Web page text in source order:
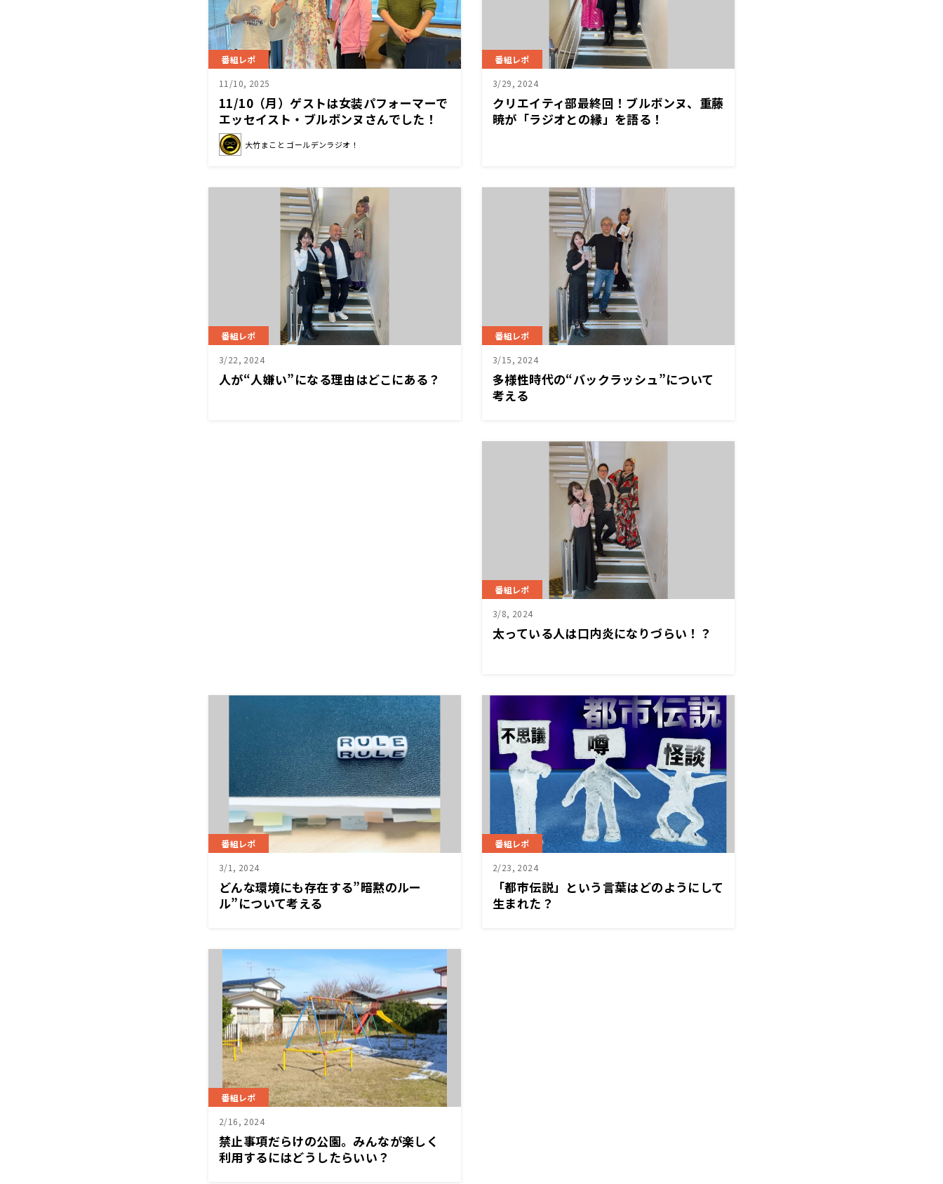
番組レポ
11/10, 2025
11/10（月）ゲストは女装パフォーマーで
エッセイスト・ブルボンヌさんでした！
大竹まこと ゴールデンラジオ！
番組レポ
3/29, 2024
クリエイティ部最終回！ブルボンヌ、重藤
暁が「ラジオとの縁」を語る！
番組レポ
3/22, 2024
人が“人嫌い”になる理由はどこにある？
番組レポ
3/15, 2024
多様性時代の“バックラッシュ”について
考える
番組レポ
3/8, 2024
太っている人は口内炎になりづらい！？
番組レポ
3/1, 2024
どんな環境にも存在する”暗黙のルー
ル”について考える
番組レポ
2/23, 2024
「都市伝説」という言葉はどのようにして
生まれた？
番組レポ
2/16, 2024
禁止事項だらけの公園。みんなが楽しく
利用するにはどうしたらいい？